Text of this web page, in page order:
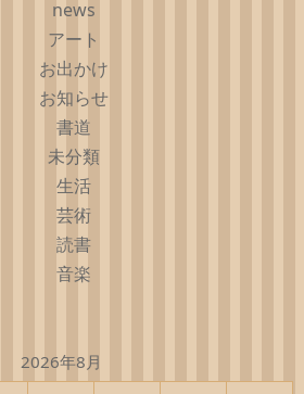
news
アート
お出かけ
お知らせ
書道
未分類
生活
芸術
読書
音楽
2026年8月